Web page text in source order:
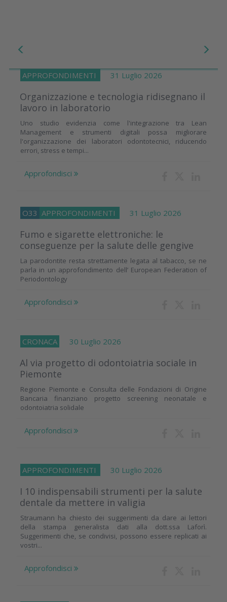
APPROFONDIMENTI 31 Luglio 2026
Organizzazione e tecnologia ridisegnano il
lavoro in laboratorio
Uno studio evidenzia come l'integrazione tra Lean
Management e strumenti digitali possa migliorare
l'organizzazione dei laboratori odontotecnici, riducendo
errori, stress e tempi...
Approfondisci
O33 APPROFONDIMENTI 31 Luglio 2026
Fumo e sigarette elettroniche: le
conseguenze per la salute delle gengive
La parodontite resta strettamente legata al tabacco, se ne
parla in un approfondimento dell’ European Federation of
Periodontology
Approfondisci
CRONACA 30 Luglio 2026
Al via progetto di odontoiatria sociale in
Piemonte
Regione Piemonte e Consulta delle Fondazioni di Origine
Bancaria finanziano progetto screening neonatale e
odontoiatria solidale
Approfondisci
APPROFONDIMENTI 30 Luglio 2026
I 10 indispensabili strumenti per la salute
dentale da mettere in valigia
Straumann ha chiesto dei suggerimenti da dare ai lettori
della stampa generalista dati alla dott.ssa Laforì.
Suggerimenti che, se condivisi, possono essere replicati ai
vostri...
Approfondisci